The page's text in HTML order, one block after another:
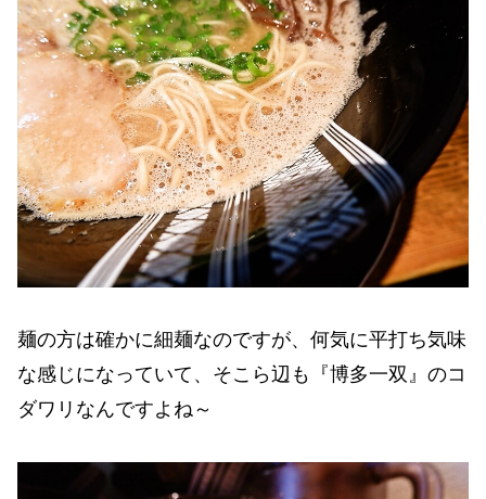
麺の方は確かに細麺なのですが、何気に平打ち気味
な感じになっていて、そこら辺も『博多一双』のコ
ダワリなんですよね～